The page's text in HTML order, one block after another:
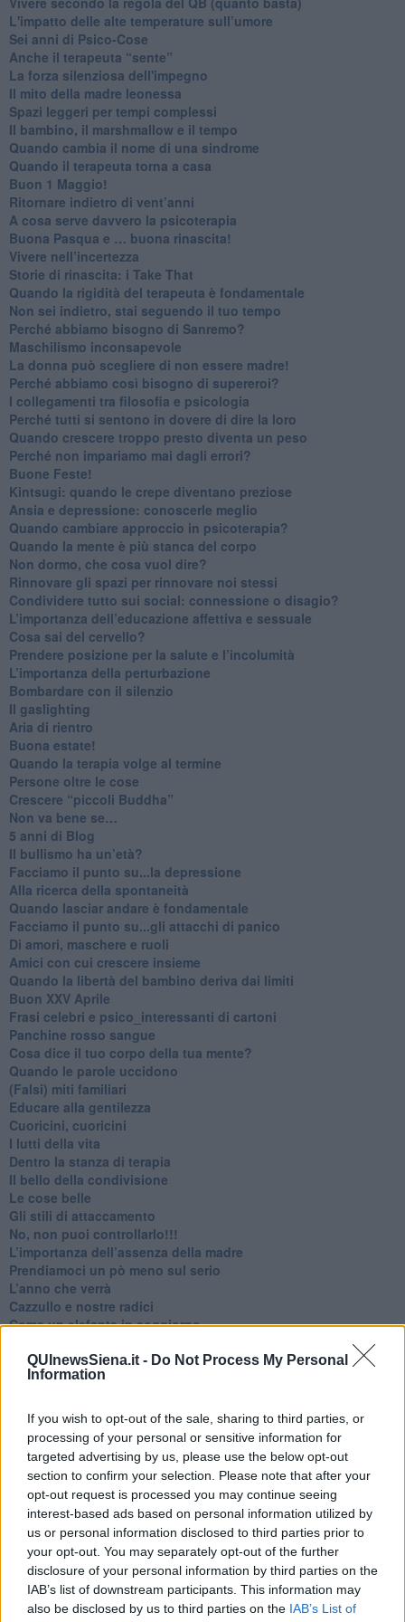
QUInewsSiena.it - Do Not Process My Personal
Information
If you wish to opt-out of the sale, sharing to third parties, or
processing of your personal or sensitive information for
targeted advertising by us, please use the below opt-out
section to confirm your selection. Please note that after your
opt-out request is processed you may continue seeing
interest-based ads based on personal information utilized by
us or personal information disclosed to third parties prior to
your opt-out. You may separately opt-out of the further
disclosure of your personal information by third parties on the
IAB’s list of downstream participants. This information may
also be disclosed by us to third parties on the IAB’s List of
​L'impatto delle alte temperature sull’umore
Sei anni di Psico-Cose
​Anche il terapeuta “sente”
​La forza silenziosa dell'impegno
​Il mito della madre leonessa
Spazi leggeri per tempi complessi
Il bambino, il marshmallow e il tempo
​Quando cambia il nome di una sindrome
​Quando il terapeuta torna a casa
​Buon 1 Maggio!
Ritornare indietro di vent’anni
​A cosa serve davvero la psicoterapia
​Buona Pasqua e … buona rinascita!
​Vivere nell’incertezza
​Storie di rinascita: i Take That
​Quando la rigidità del terapeuta è fondamentale
​Non sei indietro, stai seguendo il tuo tempo
​Perché abbiamo bisogno di Sanremo?
​Maschilismo inconsapevole
​La donna può scegliere di non essere madre!
​Perché abbiamo così bisogno di supereroi?
​I collegamenti tra filosofia e psicologia
​Perché tutti si sentono in dovere di dire la loro
​Quando crescere troppo presto diventa un peso
​Perché non impariamo mai dagli errori?
​Buone Feste!
​Kintsugi: quando le crepe diventano preziose
Ansia e depressione: conoscerle meglio
Quando cambiare approccio in psicoterapia?
​Quando la mente è più stanca del corpo
Non dormo, che cosa vuol dire?
​Rinnovare gli spazi per rinnovare noi stessi
​Condividere tutto sui social: connessione o disagio?
​L’importanza dell’educazione affettiva e sessuale
​Cosa sai del cervello?
Prendere posizione per la salute e l’incolumità
L’importanza della perturbazione
​Bombardare con il silenzio
Il gaslighting
Aria di rientro
Buona estate!
​Quando la terapia volge al termine
​Persone oltre le cose
​Crescere “piccoli Buddha”
Non va bene se…
​5 anni di Blog
​Il bullismo ha un’età?
Facciamo il punto su...la depressione
​Alla ricerca della spontaneità
​Quando lasciar andare è fondamentale
Facciamo il punto su...gli attacchi di panico
Di amori, maschere e ruoli
​Amici con cui crescere insieme
​Quando la libertà del bambino deriva dai limiti
Buon XXV Aprile
​Frasi celebri e psico_interessanti di cartoni
​Panchine rosso sangue
​Cosa dice il tuo corpo della tua mente?
​Quando le parole uccidono
​(Falsi) miti familiari
​Educare alla gentilezza
​Cuoricini, cuoricini
I lutti della vita
​Dentro la stanza di terapia
​Il bello della condivisione
Le cose belle
​Gli stili di attaccamento
No, non puoi controllarlo!!!
​L’importanza dell’assenza della madre
​Prendiamoci un pò meno sul serio
​L’anno che verrà
​Cazzullo e nostre radici
​Come un elefante in soggiorno
E se le cose non vanno come vorresti?
​Chi sono i genitori elicottero
Quando il diritto alla disconnessione non viene accolto
​L’importanza della comunicazione in famiglia
​Il diritto ad essere disconnessi
​Il pensiero dicotomico e la salute mentale
​Consigli di lettura per genitori e non solo
​La Clownterapia
​Differenze tra persone frustrate e non
L’invisibile fatica mentale
Vacanze a km zero
​Buone Vacan(si)e!
​Il lato positivo delle cose
​Storie antiche di tempi moderni